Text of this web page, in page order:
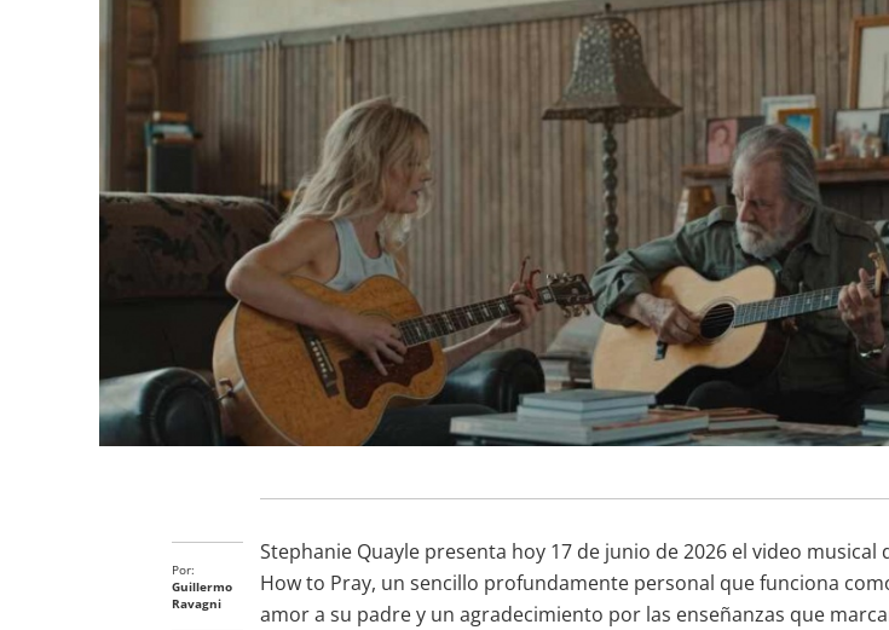
Por:
Guillermo
Ravagni
Stephanie Quayle presenta hoy 17 de junio de 2026 el video musical
How to Pray, un sencillo profundamente personal que funciona
amor a su padre y un agradecimiento por las enseñanzas que